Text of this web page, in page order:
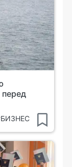
перед